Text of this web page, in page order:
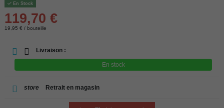
En Stock
119,70 €
19,95 € / bouteille
Livraison :
En stock
store Retrait en magasin